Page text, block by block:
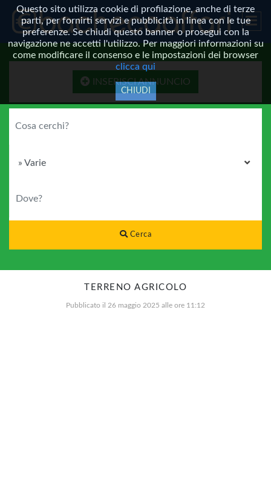
Questo sito utilizza cookie di profilazione, anche di terze
parti, per fornirti servizi e pubblicità in linea con le tue
preferenze. Se chiudi questo banner o prosegui con la
navigazione ne accetti l'utilizzo. Per maggiori informazioni su
come modificare il consenso e le impostazioni dei browser
clicca qui
CHIUDI
INSERISCI ANNUNCIO
Cerca
TERRENO AGRICOLO
Pubblicato il 26 maggio 2025 alle ore 11:12